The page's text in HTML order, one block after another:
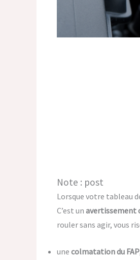
Note : post
Lorsque votre tableau
C’est un avertissement
rouler sans agir, vous
une colmatation du FAP